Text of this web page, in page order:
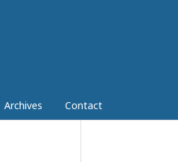
Archives Contact